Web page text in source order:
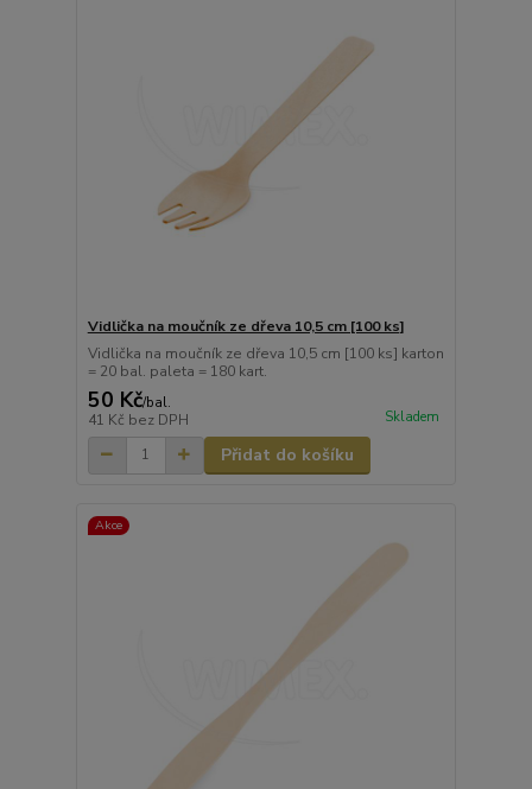
Vidlička na moučník ze dřeva 10,5 cm [100 ks]
Vidlička na moučník ze dřeva 10,5 cm [100 ks] karton
= 20 bal. paleta = 180 kart.
50 Kč/bal.
41 Kč bez DPH Skladem
Přidat do košíku
Akce